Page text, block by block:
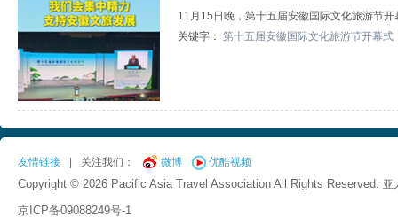
11月15日晚，第十五届安徽国际文化旅游节
关键字： 第十五届安徽国际文化旅游节开幕式
友情链接 关注我们： 微博 优酷视频
Copyright © 2026 Pacific Asia Travel Association All Rights Reserved. 亚
京ICP备09088249号-1